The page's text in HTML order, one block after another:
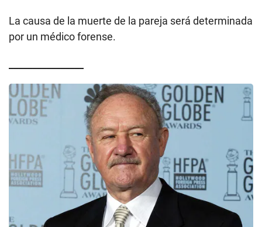
La causa de la muerte de la pareja será determinada
por un médico forense.